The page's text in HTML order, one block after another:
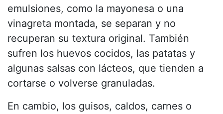
emulsiones, como la mayonesa o una
vinagreta montada, se separan y no
recuperan su textura original. También
sufren los huevos cocidos, las patatas y
algunas salsas con lácteos, que tienden a
cortarse o volverse granuladas.
En cambio, los guisos, caldos, carnes o